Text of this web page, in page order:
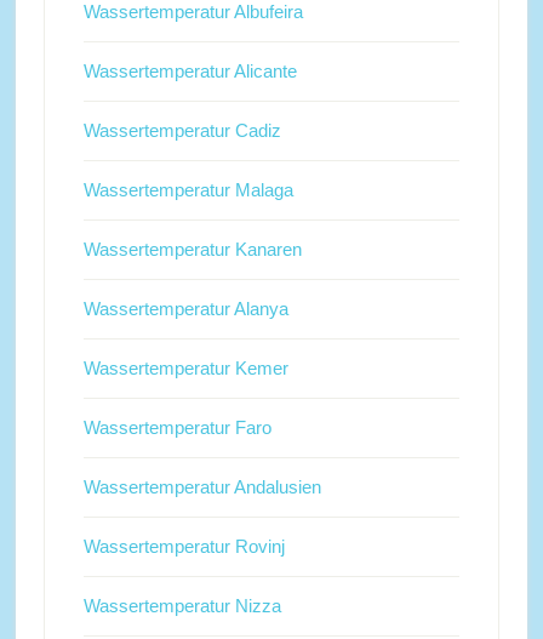
Wassertemperatur Albufeira
Wassertemperatur Alicante
Wassertemperatur Cadiz
Wassertemperatur Malaga
Wassertemperatur Kanaren
Wassertemperatur Alanya
Wassertemperatur Kemer
Wassertemperatur Faro
Wassertemperatur Andalusien
Wassertemperatur Rovinj
Wassertemperatur Nizza